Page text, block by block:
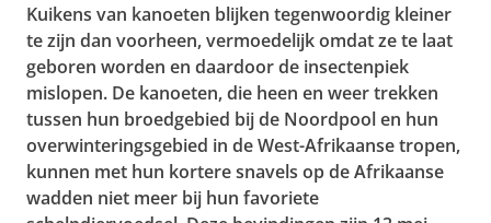
Kuikens van kanoeten blijken tegenwoordig kleiner
te zijn dan voorheen, vermoedelijk omdat ze te laat
geboren worden en daardoor de insectenpiek
mislopen. De kanoeten, die heen en weertrekken
tussen hun broedgebied bij de Noordpool en hun
overwinteringsgebied in de West-Afrikaanse tropen,
kunnen met hun kortere snavels opde Afrikaanse
wadden niet meer bij hun favoriete